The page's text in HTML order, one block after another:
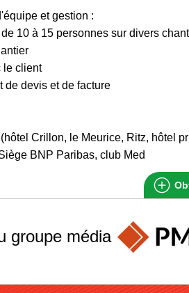
et gestion :
10 à 15 personnes sur divers
le client
de devis et de facture
Crillon, le Meurice, Ritz, hôtel
BNP Paribas, club Med
groupe média